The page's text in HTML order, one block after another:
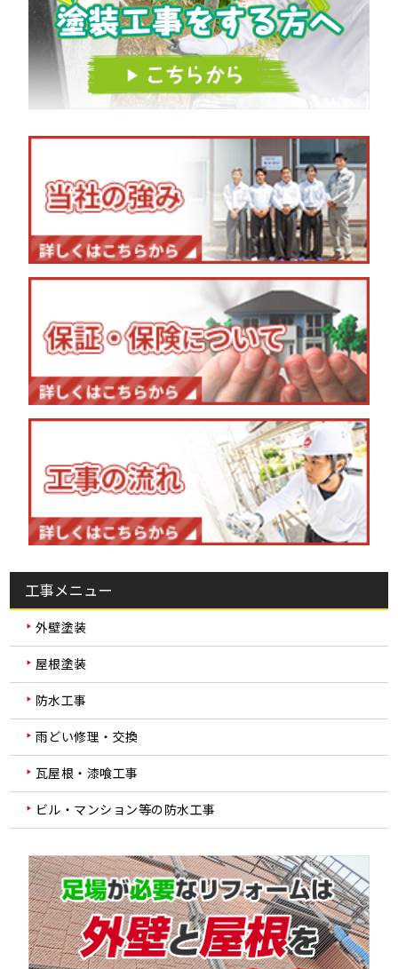
工事メニュー
外壁塗装
屋根塗装
防水工事
雨どい修理・交換
瓦屋根・漆喰工事
ビル・マンション等の防水工事